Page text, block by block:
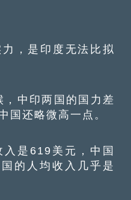
，是印度无法比拟
中印两国的国力差
国还略微高一点。
是619美元，中国
的人均收入几乎是